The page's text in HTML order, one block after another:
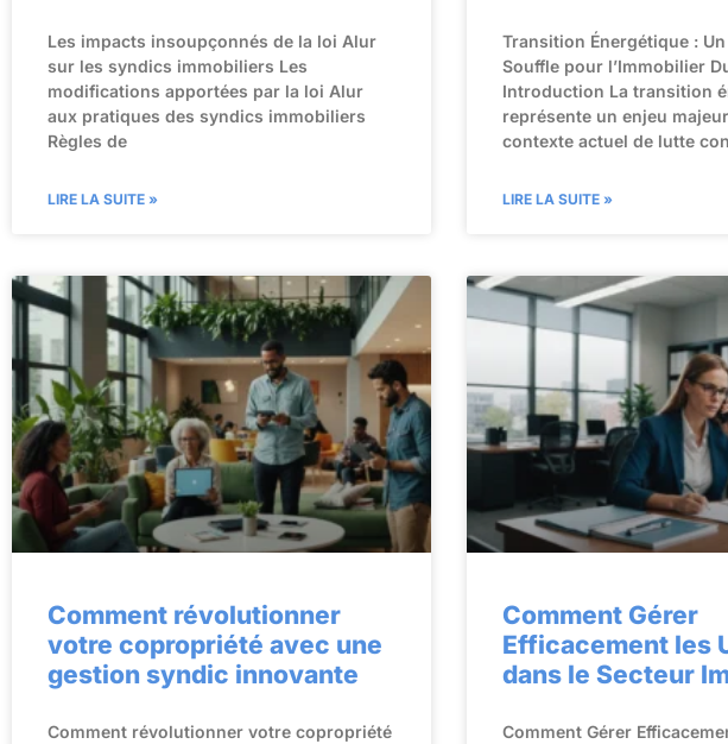
Les impacts insoupçonnés de la loi Alur
sur les syndics immobiliers Les
modifications apportées par la loi Alur
aux pratiques des syndics immobiliers
Règles de
LIRE LA SUITE »
Transition Énergétique :
Souffle pour l’Immobilier
Introduction La transition
représente un enjeu
contexte actuel de lutte
LIRE LA SUITE »
Comment révolutionner
votre copropriété avec une
gestion syndic innovante
Comment révolutionner votre copropriété
Comment Gérer
Efficacement les
dans le Secteur
Comment Gérer